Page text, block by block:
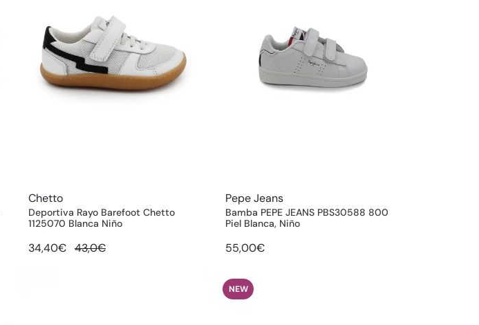
Chetto
Deportiva Rayo Barefoot Chetto
1125070 Blanca Niño
34,40€ 43,0€
Pepe Jeans
Bamba PEPE JEANS PBS30588 800
Piel Blanca, Niño
55,00€
NEW